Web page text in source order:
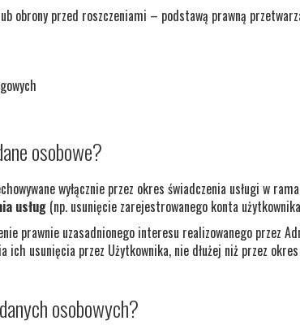
obrony przed roszczeniami – podstawą prawną
osobowe?
wyłącznie przez okres świadczenia usługi w
usług (np. usunięcie zarejestrowanego konta
prawnie uzasadnionego interesu realizowanego
ich usunięcia przez Użytkownika, nie dłużej niż przez
osobowych?